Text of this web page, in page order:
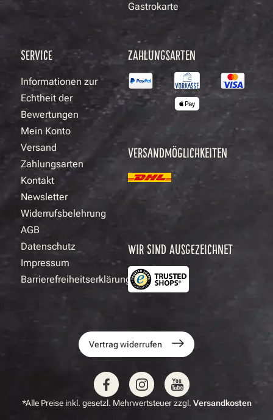
Gastrokarte
SERVICE
Informationen zur
Echtheit der
Bewertungen
Mein Konto
Versand
Zahlungsarten
Kontakt
Newsletter
Widerrufsbelehrung
AGB
Datenschutz
Impressum
Barrierefreiheitserklärung
ZAHLUNGSARTEN
VERSANDMÖGLICHKEITEN
WIR SIND AUSGEZEICHNET
Vertrag widerrufen
*Alle Preise inkl. gesetzl. Mehrwertsteuer zzgl. Versandkosten